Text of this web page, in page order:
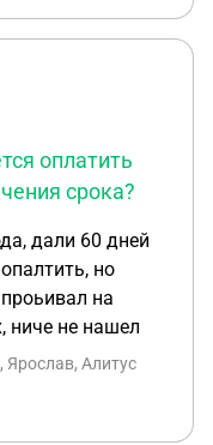
не
на
дальше? Как
оплатить
срока?
дали 60 дней
но
на
ниче не нашел
Алитус